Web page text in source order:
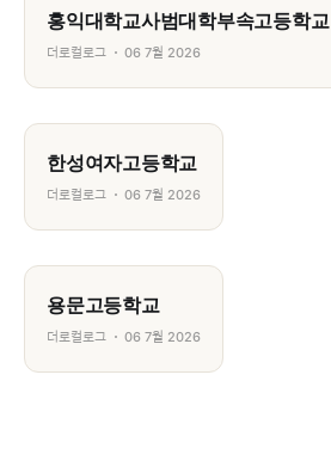
홍익대학교사범대학부속고등학교
더로컬로그 06 7월 2026
한성여자고등학교
더로컬로그 06 7월 2026
용문고등학교
더로컬로그 06 7월 2026